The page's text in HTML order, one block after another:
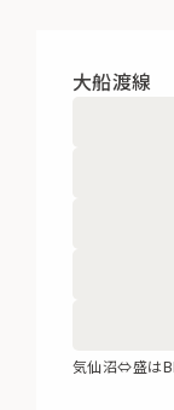
大船渡線
気仙沼⇔盛は